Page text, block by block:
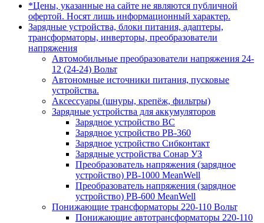
*Цены, указанные на сайте не являются публичной
офертой. Носят лишь информационный характер.
Зарядные устройства, блоки питания, адаптеры,
трансформаторы, инверторы, преобразователи
напряжения
Автомобильные преобразователи напряжения 24-
12 (24-24) Вольт
Автономные источники питания, пусковые
устройства.
Аксессуары (шнуры, крепёж, фильтры)
Зарядные устройства для аккумуляторов
Зарядное устройство BC
Зарядное устройство PB-360
Зарядное устройство Сибконтакт
Зарядные устройства Сонар УЗ
Преобразователь напряжения (зарядное
устройство) PB-1000 MeanWell
Преобразователь напряжения (зарядное
устройство) PB-600 MeanWell
Понижающие трансформаторы 220-110 Вольт
Понижающие автотрансформаторы 220-110